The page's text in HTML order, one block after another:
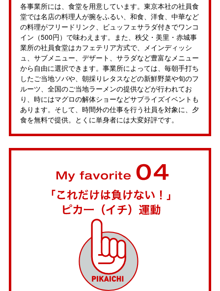
各事業所には、食堂を用意しています。東京本社の社員食
堂では名店の料理人が腕をふるい、和食、洋食、中華など
の料理がフリードリンク、ビュッフェサラダ付きでワンコ
イン（500円）で味わえます。また、秩父・美里・赤城事
業所の社員食堂はカフェテリア方式で、メインディッシ
ュ、サブメニュー、デザート、サラダなど豊富なメニュー
から自由に選択できます。事業所によっては、毎朝手打ち
したご当地ソバや、朝採りレタスなどの新鮮野菜や旬のフ
ルーツ、全国のご当地ラーメンの提供などが行われてお
り、時にはマグロの解体ショーなどサプライズイベントも
あります。そして、時間外の仕事を行う社員を対象に、夕
食を無料で提供。とくに単身者には大変好評です。